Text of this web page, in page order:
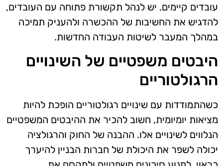
עובדים קיימים. יש לנהל תקשורת פתוחה עם העובדים,
להדגיש את החשיבות של ההכשרה ולהעניק תמיכה
במהלך המעבר לשיטות העבודה החדשות.
היבטים משפטיים של השינויים
הרגולטוריים
כשהתמודדות עם שינויים רגולטוריים הופכת להיות
מציאות יומיומית, חשוב להכיר את ההיבטים המשפטיים
הנלווים לשינויים אלו. ההבנה של החוק והרגולציה
יכולה לשפר את היכולת של חברות הבניין להיערך